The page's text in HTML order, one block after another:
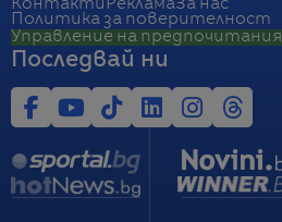
Контакти РекламаЗа нас
Политика за поверителност
Управление на предпочитания
Последвай ни